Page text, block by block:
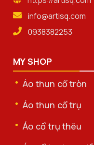
info@artisq.com
0938382253
MY SHOP
Áo thun cổ tròn
Áo thun cổ trụ
Áo cổ trụ thêu